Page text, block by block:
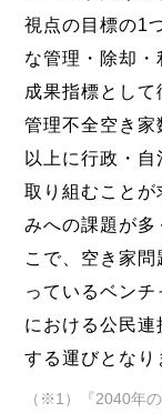
視点の目標の1
な管理・除却・
成果指標とし
管理不全空き
以上に行政・
取り組むことが
みへの課題が
こで、空き家
っているベン
における公民
する運びとなり
（※1）『2040年